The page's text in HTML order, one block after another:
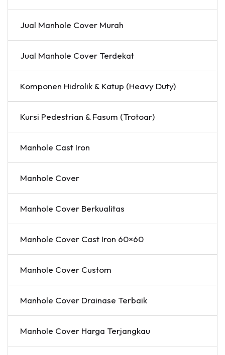
Jual Manhole Cover Murah
Jual Manhole Cover Terdekat
Komponen Hidrolik & Katup (Heavy Duty)
Kursi Pedestrian & Fasum (Trotoar)
Manhole Cast Iron
Manhole Cover
Manhole Cover Berkualitas
Manhole Cover Cast Iron 60×60
Manhole Cover Custom
Manhole Cover Drainase Terbaik
Manhole Cover Harga Terjangkau